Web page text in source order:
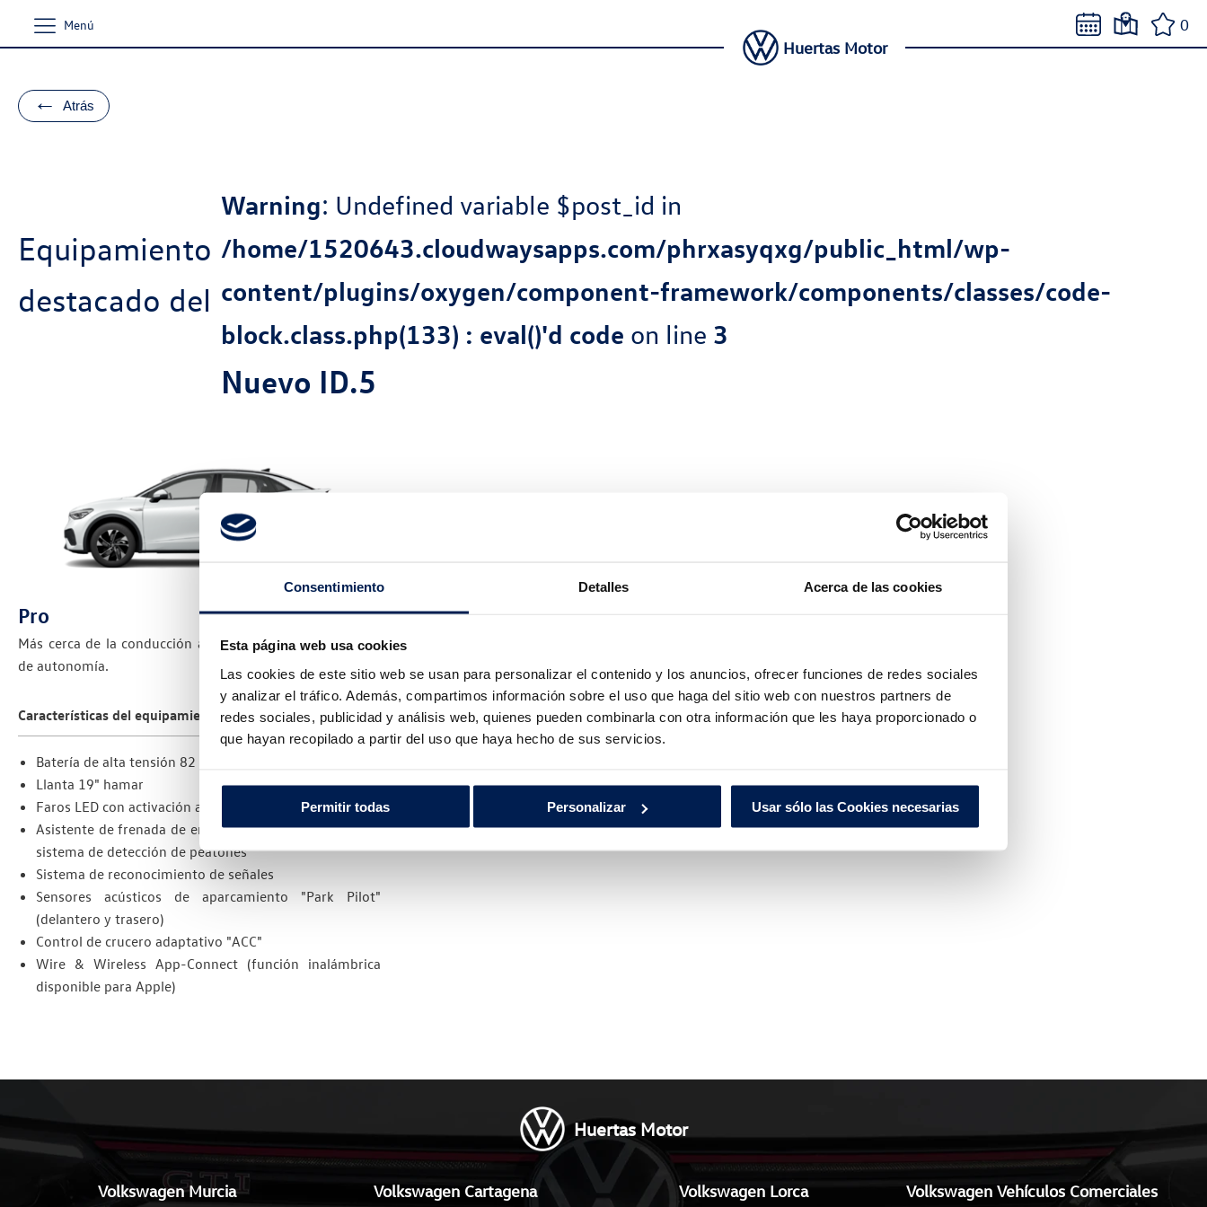
Consentimiento Detalles Acerca de las cookies
Esta página web usa cookies
Las cookies de este sitio web se usan para personalizar el contenido y los anuncios, ofrecer funciones de redes sociales
y analizar el tráfico. Además, compartimos información sobre el uso que haga del sitio web con nuestros partners de
redes sociales, publicidad y análisis web, quienes pueden combinarla con otra información que les haya proporcionado o
que hayan recopilado a partir del uso que haya hecho de sus servicios.
Usar sólo las Cookies necesarias
Personalizar
Permitir todas
Menú
0
Huertas Motor
← Atrás
Equipamiento
destacado del
Warning: Undefined variable $post_id in
/home/1520643.cloudwaysapps.com/phrxasyqxg/public_html/wp-
content/plugins/oxygen/component-framework/components/classes/code-
block.class.php(133) : eval()'d code on line 3
Nuevo ID.5
Pro
Más cerca de la conducción autónoma, con hasta 514km
de autonomía.
Características del equipamiento Pro
Batería de alta tensión 82 kWh
Llanta 19" hamar
Faros LED con activación automática de la luz de cruce
Asistente de frenada de emergencia "Front Assist" con
sistema de detección de peatones
Sistema de reconocimiento de señales
Sensores acústicos de aparcamiento "Park Pilot"
(delantero y trasero)
Control de crucero adaptativo "ACC"
Wire & Wireless App-Connect (función inalámbrica
disponible para Apple)
Huertas Motor
Volkswagen Murcia Volkswagen Cartagena Volkswagen Lorca Volkswagen Vehículos Comerciales